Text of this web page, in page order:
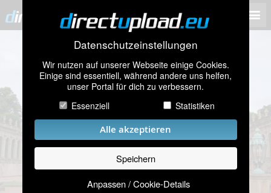
Datenschutzeinstellungen
Wir nutzen auf unserer Webseite einige Cookies.
Einige sind essentiell, während andere uns helfen,
unser Portal für dich zu verbessern.
Essenziell
Statistiken
Alle akzeptieren
Speichern
Anpassen / Cookie-Details